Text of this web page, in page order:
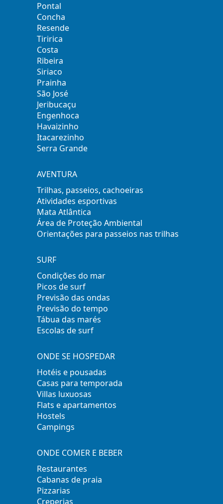
Pontal
Concha
Resende
Tiririca
Costa
Ribeira
Siriaco
Prainha
São José
Jeribucaçu
Engenhoca
Havaizinho
Itacarezinho
Serra Grande
AVENTURA
Trilhas, passeios, cachoeiras
Atividades esportivas
Mata Atlântica
Área de Proteção Ambiental
Orientações para passeios nas trilhas
SURF
Condições do mar
Picos de surf
Previsão das ondas
Previsão do tempo
Tábua das marés
Escolas de surf
ONDE SE HOSPEDAR
Hotéis e pousadas
Casas para temporada
Villas luxuosas
Flats e apartamentos
Hostels
Campings
ONDE COMER E BEBER
Restaurantes
Cabanas de praia
Pizzarias
Creperias